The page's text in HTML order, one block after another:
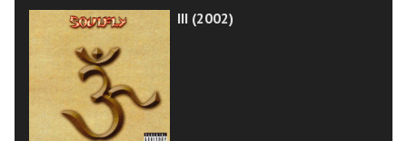
III (2002)